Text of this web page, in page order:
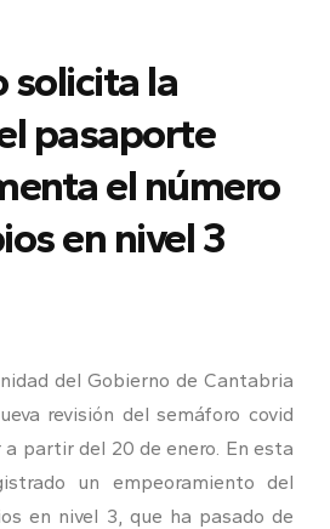
solicita la
pasaporte
el número
en nivel 3
del Gobierno de Cantabria
revisión del semáforo covid
partir del 20 de enero. En esta
un empeoramiento del
en nivel 3, que ha pasado de